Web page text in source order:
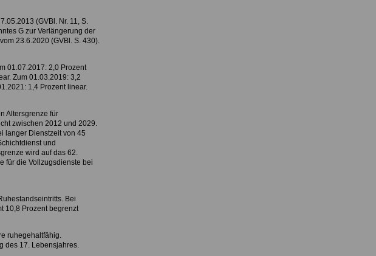
(GVBl. Nr. 11, S.
G zur Verlängerung der
23.6.2020 (GVBl. S. 430).
01.07.2017: 2,0 Prozent
Zum 01.03.2019: 3,2
1,4 Prozent linear.
Altersgrenze für
zwischen 2012 und 2029.
langer Dienstzeit von 45
und
wird auf das 62.
für die Vollzugsdienste bei
Bei
10,8 Prozent begrenzt
ruhegehaltfähig.
des 17. Lebensjahres.